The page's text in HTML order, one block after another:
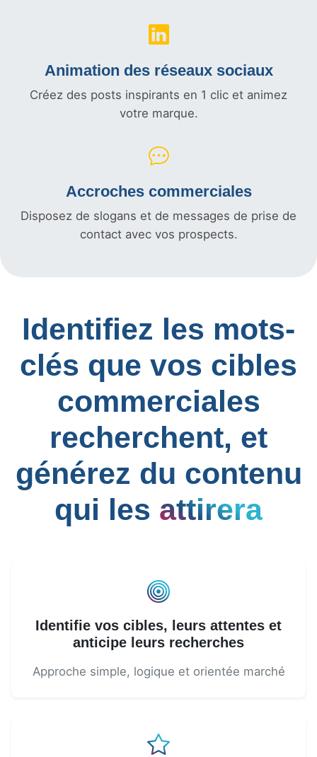
Animation des réseaux sociaux
Créez des posts inspirants en 1 clic et animez
votre marque.
Accroches commerciales
Disposez de slogans et de messages de prise de
contact avec vos prospects.
Identifiez les mots-
clés que vos cibles
commerciales
recherchent, et
générez du contenu
qui les attirera
Identifie vos cibles, leurs attentes et
anticipe leurs recherches
Approche simple, logique et orientée marché